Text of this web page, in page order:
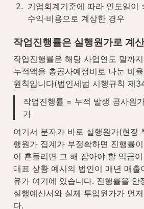
2. 기업회계기준에 따라 인도일이
수익·비용으로 계상한 경우
작업진행률은 실행원가로 계
작업진행률은 해당 사업연도 말까
누적액을 총공사예정비로 나눈 비
원칙입니다(법인세법 시행규칙 제
작업진행률 = 누적 발생 공사원
가
여기서 분자가 바로 실행원가(현장
행원가 집계가 부정확하면 진행률
이 흔들리면 그 해 잡아야 할 익금
대표 상황 예시의 법인이 매년 매출
유가 여기에 있습니다. 진행률을 안
실행예산서와 실제 투입원가가 먼
다.